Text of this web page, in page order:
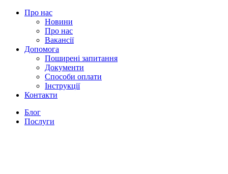
Про нас
Новини
Про нас
Вакансії
Допомога
Поширені запитання
Документи
Способи оплати
Інструкції
Контакти
Блог
Послуги